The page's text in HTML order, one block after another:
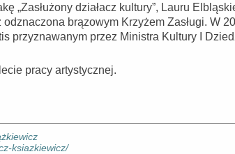
„Zasłużony działacz kultury”, Lauru
brązowym Krzyżem Zasługi. W
przyznawanym przez Ministra Kultury I
pracy artystycznej.
ksiazkiewicz/